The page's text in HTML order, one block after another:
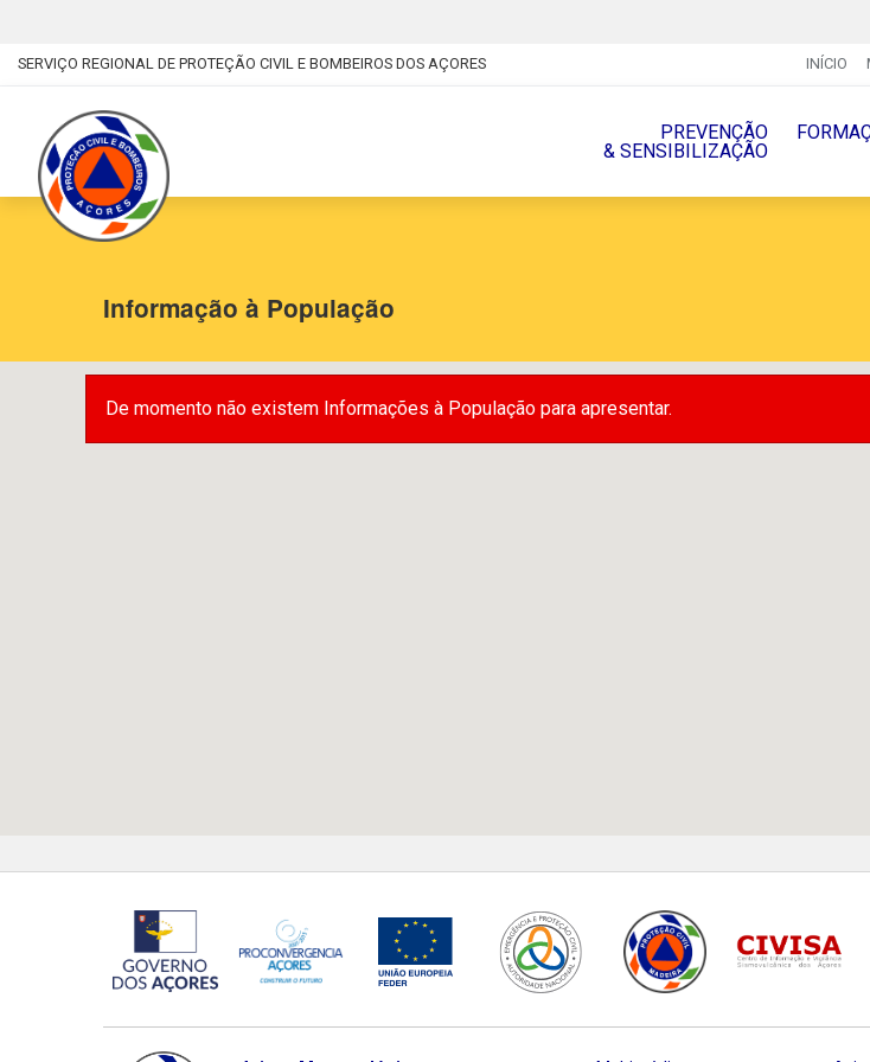
SERVIÇO REGIONAL DE PROTEÇÃO CIVIL E BOMBEIROS DOS AÇORES INÍCIO
PREVENÇÃO
& SENSIBILIZAÇÃO
Informação à População
De momento não existem Informações à População para apresentar.